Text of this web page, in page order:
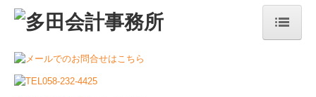
HOME
事務所紹介